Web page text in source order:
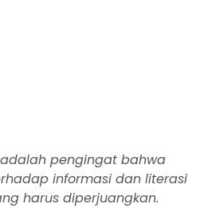
pengingat bahwa
informasi dan literasi
harus diperjuangkan.